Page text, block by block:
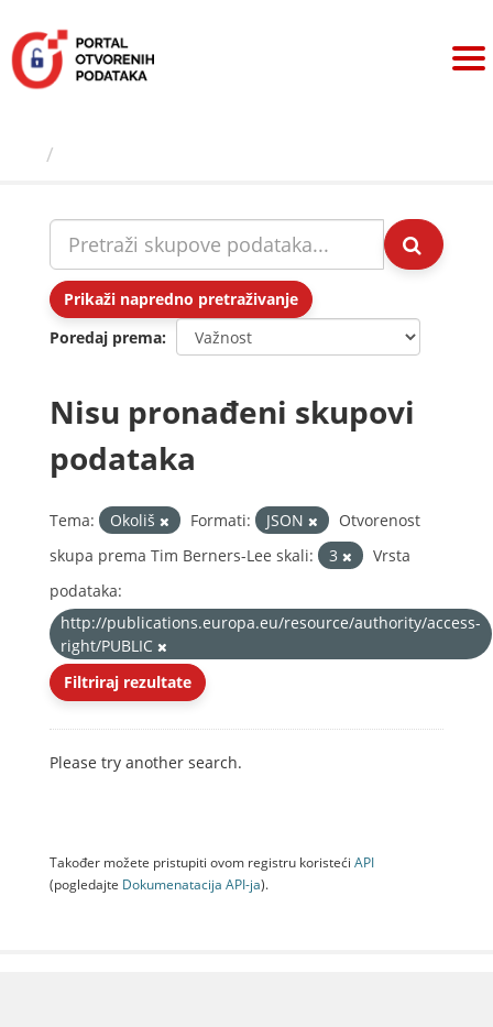
sadržaj
Prikaži napredno pretraživanje
Poredaj prema
Nisu pronađeni skupovi
podataka
Tema: Okoliš Formati: JSON
Otvorenost
skupa prema Tim Berners-Lee skali:
3
Vrsta
podataka:
http://publications.europa.eu/resource/authority/access-
right/PUBLIC
Filtriraj rezultate
Please try another search.
Također možete pristupiti ovom registru koristeći API
(pogledajte Dokumenаtаcijа API-jа).